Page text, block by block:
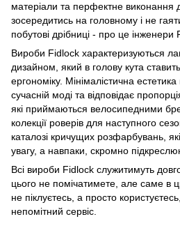
матеріали та перфектне виконання
зосередитись на головному і не
побутові дрібниці - про це інженери
Вироби Fidlock характеризуються
дизайном, який в голову кута
ергономіку. Мінімалістична
сучасній моді та відповідає
які приймаються велосипедними
колекції роверів для наступного
каталозі кричущих розфарбувань,
увагу, а навпаки, скромно
Всі вироби Fidlock служитимуть
цього не помічатимете, але саме в
не піклуєтесь, а просто
непомітний сервіс.